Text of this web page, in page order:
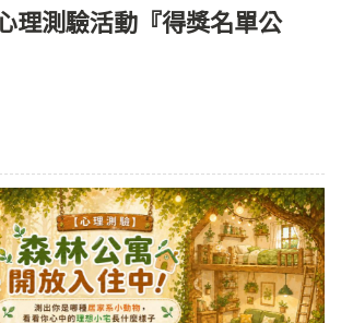
理測驗活動『得獎名單公